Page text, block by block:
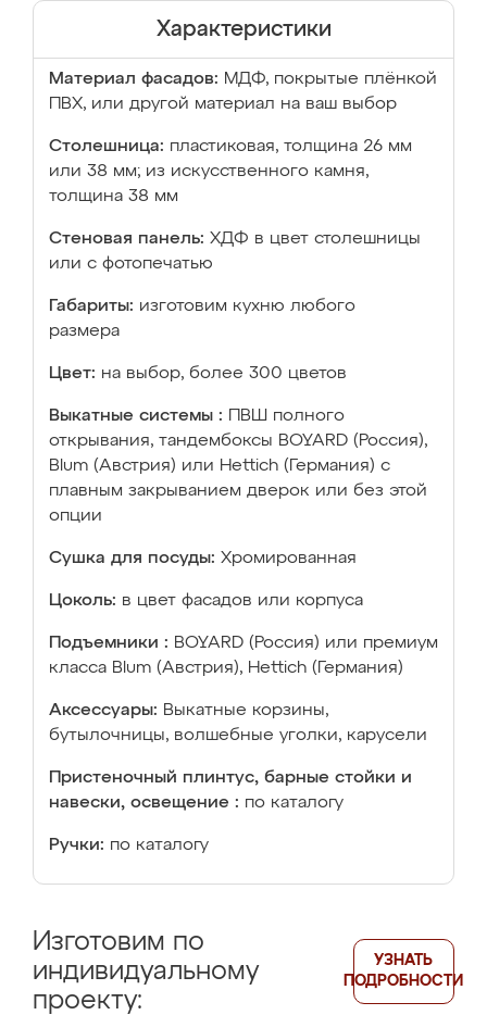
Характеристики
Материал фасадов: МДФ, покрытые плёнкой
ПВХ, или другой материал на ваш выбор
Столешница: пластиковая, толщина 26 мм
или 38 мм; из искусственного камня,
толщина 38 мм
Стеновая панель: ХДФ в цвет столешницы
или с фотопечатью
Габариты: изготовим кухню любого
размера
Цвет: на выбор, более 300 цветов
Выкатные системы :
ПВШ полного
открывания, тандембоксы BOYARD (Россия),
Blum (Австрия) или Hettich (Германия) с
плавным закрыванием дверок или без этой
опции
Сушка для посуды: Хромированная
Цоколь: в цвет фасадов или корпуса
Подъемники : BOYARD (Россия) или премиум
класса Blum (Австрия), Hettich (Германия)
Аксессуары: Выкатные корзины,
бутылочницы, волшебные уголки, карусели
Пристеночный плинтус, барные стойки и
навески, освещение : по каталогу
Ручки: по каталогу
Изготовим по
индивидуальному
проекту:
УЗНАТЬ
ПОДРОБНОСТИ